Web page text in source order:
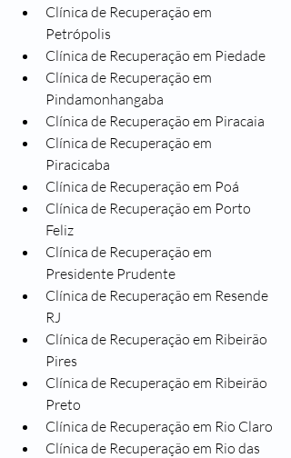
Clínica de Recuperação em
Petrópolis
Clínica de Recuperação em Piedade
Clínica de Recuperação em
Pindamonhangaba
Clínica de Recuperação em Piracaia
Clínica de Recuperação em
Piracicaba
Clínica de Recuperação em Poá
Clínica de Recuperação em Porto
Feliz
Clínica de Recuperação em
Presidente Prudente
Clínica de Recuperação em Resende
RJ
Clínica de Recuperação em Ribeirão
Pires
Clínica de Recuperação em Ribeirão
Preto
Clínica de Recuperação em Rio Claro
Clínica de Recuperação em Rio das